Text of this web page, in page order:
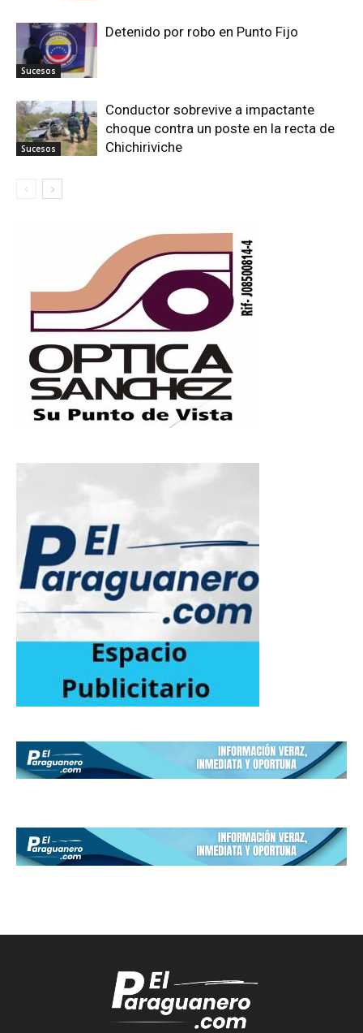
Sucesos
Detenido por robo en Punto Fijo
Sucesos
Conductor sobrevive a impactante
choque contra un poste en la recta de
Chichiriviche